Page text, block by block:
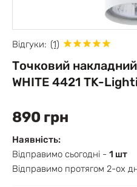
Відгуки: (1)
Точковий накладний
WHITE 4421 TK-
890 грн
Наявність:
Відправимо сьогодні - 1 шт
Відправимо протягом 2-ох